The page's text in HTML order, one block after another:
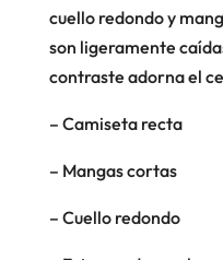
cuello redondo y
son ligeramente
contraste adorna el
– Camiseta recta
– Mangas cortas
– Cuello redondo